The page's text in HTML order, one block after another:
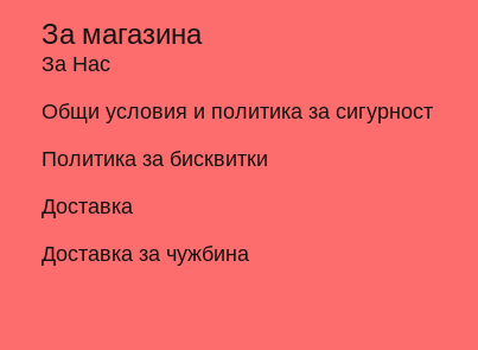
За магазина
За Нас
Общи условия и политика за сигурност
Политика за бисквитки
Доставка
Доставка за чужбина